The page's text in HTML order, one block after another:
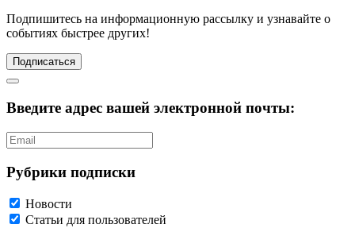
Подпишитесь на информационную рассылку и узнавайте о
событиях быстрее других!
Подписаться
Введите адрес вашей электронной почты:
Рубрики подписки
Новости
Статьи для пользователей